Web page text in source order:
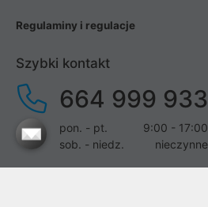
Regulaminy i regulacje
Szybki kontakt
664 999 933
pon. - pt.
9:00 - 17:00
sob. - niedz.
nieczynne